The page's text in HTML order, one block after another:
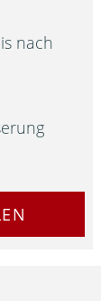
nach